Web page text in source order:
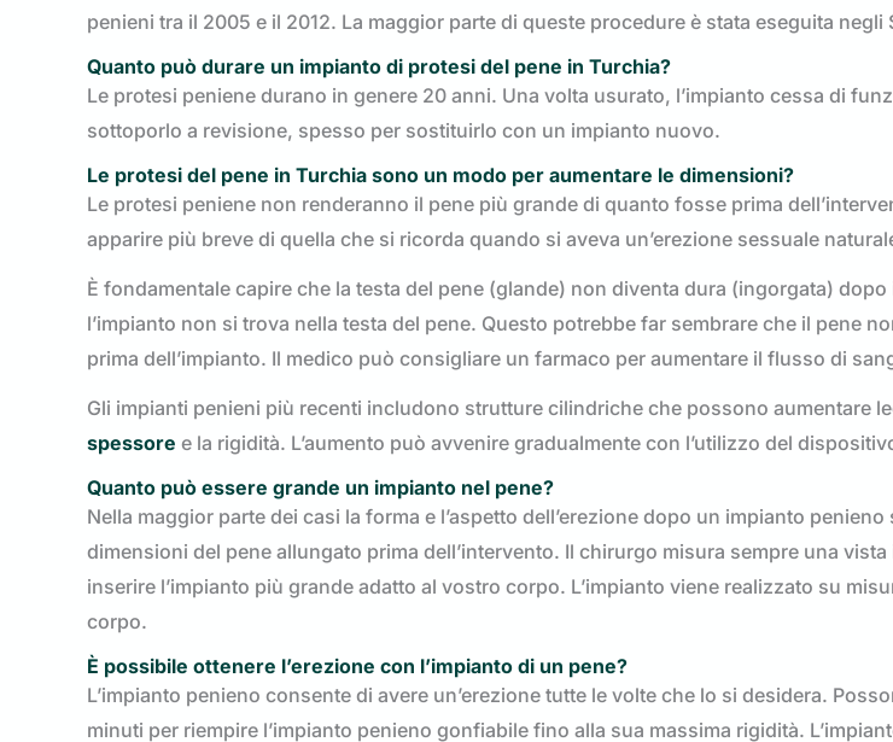
penieni tra il 2005 e il 2012. La maggior parte di queste procedure è stata eseguita negli
Quanto può durare un impianto di protesi del pene in Turchia?
Le protesi peniene durano in genere 20 anni. Una volta usurato, l’impianto cessa di
sottoporlo a revisione, spesso per sostituirlo con un impianto nuovo.
Le protesi del pene in Turchia sono un modo per aumentare le dimensioni?
Le protesi peniene non renderanno il pene più grande di quanto fosse prima
apparire più breve di quella che si ricorda quando si aveva un’erezione sessuale
È fondamentale capire che la testa del pene (glande) non diventa dura (ingorgata)
l’impianto non si trova nella testa del pene. Questo potrebbe far sembrare che il pene
prima dell’impianto. Il medico può consigliare un farmaco per aumentare il flusso di
Gli impianti penieni più recenti includono strutture cilindriche che possono aumentare
spessore e la rigidità. L’aumento può avvenire gradualmente con l’utilizzo del
Quanto può essere grande un impianto nel pene?
Nella maggior parte dei casi la forma e l’aspetto dell’erezione dopo un impianto
dimensioni del pene allungato prima dell’intervento. Il chirurgo misura sempre una
inserire l’impianto più grande adatto al vostro corpo. L’impianto viene realizzato su
corpo.
È possibile ottenere l’erezione con l’impianto di un pene?
L’impianto penieno consente di avere un’erezione tutte le volte che lo si desidera.
minuti per riempire l’impianto penieno gonfiabile fino alla sua massima rigidità.